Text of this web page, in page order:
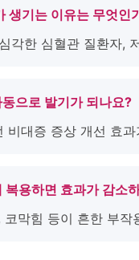
생기는 이유는 무엇인
각한 심혈관 질환자,
으로 발기가 되나요?
비대증 증상 개선 효
복용하면 효과가 감소
막힘 등이 흔한 부